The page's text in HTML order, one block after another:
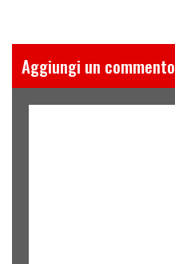
Aggiungi un commento